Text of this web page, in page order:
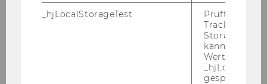
sich über die Be­dürf­nis­se und das Po­ten­zi­al
der „care lea­vers“, und wie sie sich en­ga­gie­ren
und Ver­ant­wor­tung über­neh­men kön­nen.
Etwa 40 KMUs ver­pflich­te­ten sich, „care lea­
vers“ auf ver­schie­de­ne Weise zu un­ter­stüt­zen.
_hjLocalStorageTest
Prüft, ob der
Tracking
Storage
kann. Wenn
Wert 1